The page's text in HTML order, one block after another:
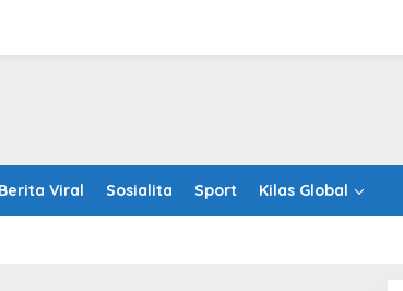
Berita Viral Sosialita Sport Kilas Global